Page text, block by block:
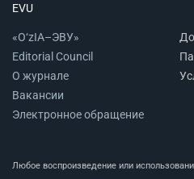
EVU
«O‘zIA–ЭВУ»
Editorial Council
О журнале
Вакансии
Электронное обращение
Любое воспроизведение или